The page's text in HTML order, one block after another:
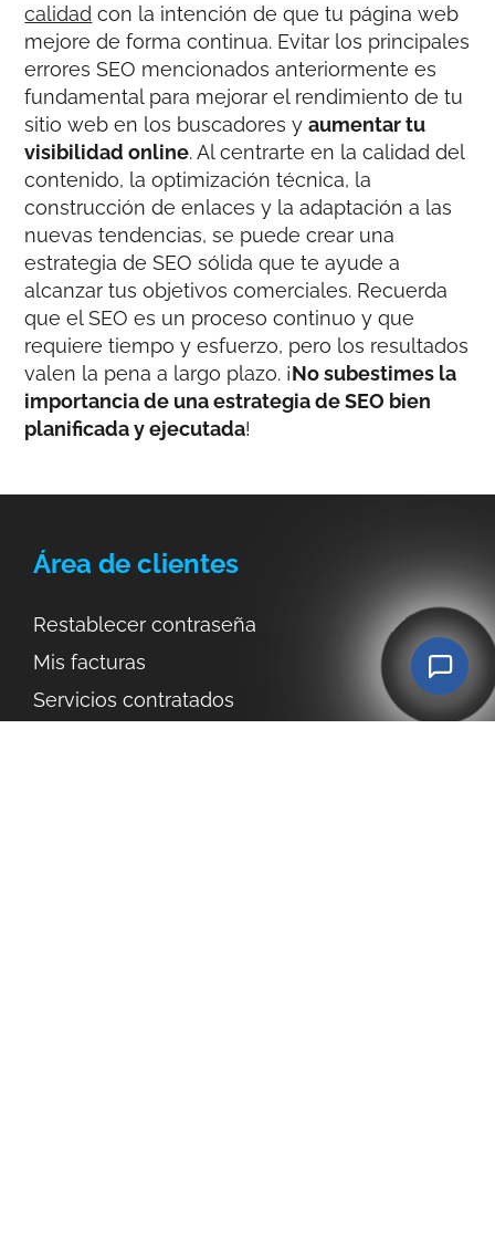
calidad con la intención de que tu página web
mejore de forma continua. Evitar los principales
errores SEO mencionados anteriormente es
fundamental para mejorar el rendimiento de tu
sitio web en los buscadores yaumentar tu
visibilidad online. Al centrarte en la calidad del
contenido, la optimización técnica, la
construcción de enlaces y la adaptación a las
nuevas tendencias, se puede crear una
estrategia de SEO sólida que te ayude a
alcanzar tus objetivos comerciales. Recuerda
que el SEO es un proceso continuo y que
requiere tiempo y esfuerzo, pero los resultados
valen la pena a largo plazo. ¡No subestimes la
importancia de una estrategia de SEO bien
planificada y ejecutada!
Área de clientes
Restablecer contraseña
Mis facturas
Servicios contratados